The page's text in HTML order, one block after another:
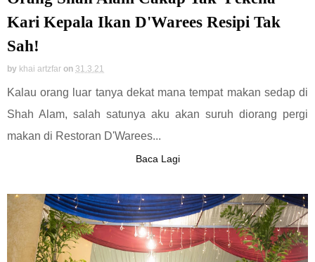
Kari Kepala Ikan D'Warees Resipi Tak
Sah!
by khai artzfar on 31.3.21
Kalau orang luar tanya dekat mana tempat makan sedap di
Shah Alam, salah satunya aku akan suruh diorang pergi
makan di Restoran D'Warees...
Baca Lagi